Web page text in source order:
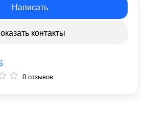
Написать
контакты
0 отзывов